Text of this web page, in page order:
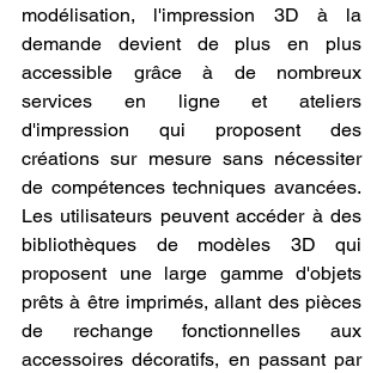
modélisation, l'impression 3D à la
demande devient de plus en plus
accessible grâce à de nombreux
services en ligne et ateliers
d'impression qui proposent des
créations sur mesure sans nécessiter
de compétences techniques avancées.
Les utilisateurs peuvent accéder à des
bibliothèques de modèles 3D qui
proposent une large gamme d'objets
prêts à être imprimés, allant des pièces
de rechange fonctionnelles aux
accessoires décoratifs, en passant par